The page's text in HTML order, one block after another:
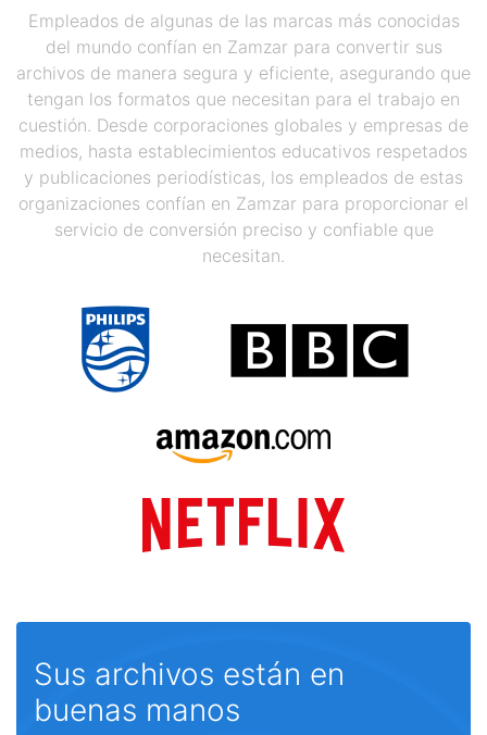
Empleados de algunas de las marcas más conocidas
del mundo confían en Zamzar para convertir sus
archivos de manera segura y eficiente, asegurando que
tengan los formatos que necesitan para el trabajo en
cuestión. Desde corporaciones globales y empresas de
medios, hasta establecimientos educativos respetados
y publicaciones periodísticas, los empleados de estas
organizaciones confían en Zamzar para proporcionar el
servicio de conversión preciso y confiable que
necesitan.
Sus archivos están en
buenas manos